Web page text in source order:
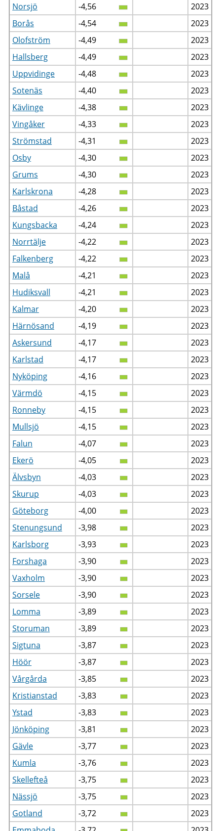
Norsjö
-4,56
2023
Borås
-4,54
2023
Olofström
-4,49
2023
Hallsberg
-4,49
2023
Uppvidinge
-4,48
2023
Sotenäs
-4,40
2023
Kävlinge
-4,38
2023
Vingåker
-4,33
2023
Strömstad
-4,31
2023
Osby
-4,30
2023
Grums
-4,30
2023
Karlskrona
-4,28
2023
Båstad
-4,26
2023
Kungsbacka
-4,24
2023
Norrtälje
-4,22
2023
Falkenberg
-4,22
2023
Malå
-4,21
2023
Hudiksvall
-4,21
2023
Kalmar
-4,20
2023
Härnösand
-4,19
2023
Askersund
-4,17
2023
Karlstad
-4,17
2023
Nyköping
-4,16
2023
Värmdö
-4,15
2023
Ronneby
-4,15
2023
Mullsjö
-4,15
2023
Falun
-4,07
2023
Ekerö
-4,05
2023
Älvsbyn
-4,03
2023
Skurup
-4,03
2023
Göteborg
-4,00
2023
Stenungsund
-3,98
2023
Karlsborg
-3,93
2023
Forshaga
-3,90
2023
Vaxholm
-3,90
2023
Sorsele
-3,90
2023
Lomma
-3,89
2023
Storuman
-3,89
2023
Sigtuna
-3,87
2023
Höör
-3,87
2023
Vårgårda
-3,85
2023
Kristianstad
-3,83
2023
Ystad
-3,83
2023
Jönköping
-3,81
2023
Gävle
-3,77
2023
Kumla
-3,76
2023
Skellefteå
-3,75
2023
Nässjö
-3,75
2023
Gotland
-3,72
2023